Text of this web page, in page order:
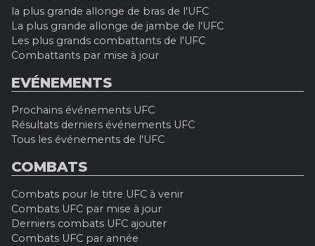
la plus grande allonge de bras de l'UFC
La plus grande allonge de jambe de l'UFC
Les plus grands combattants de l'UFC
Combattants par mise à jour
EVÉNEMENTS
Prochains événements UFC
Résultats derniers événements UFC
Tous les événements de l'UFC
COMBATS
Combats pour le titre UFC à venir
Combats UFC par mise à jour
Derniers combats UFC ajouter
Combats UFC par année